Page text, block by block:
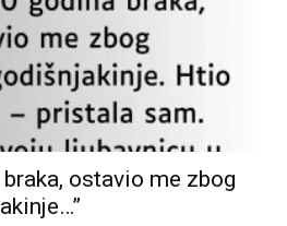
ostavio me zbog